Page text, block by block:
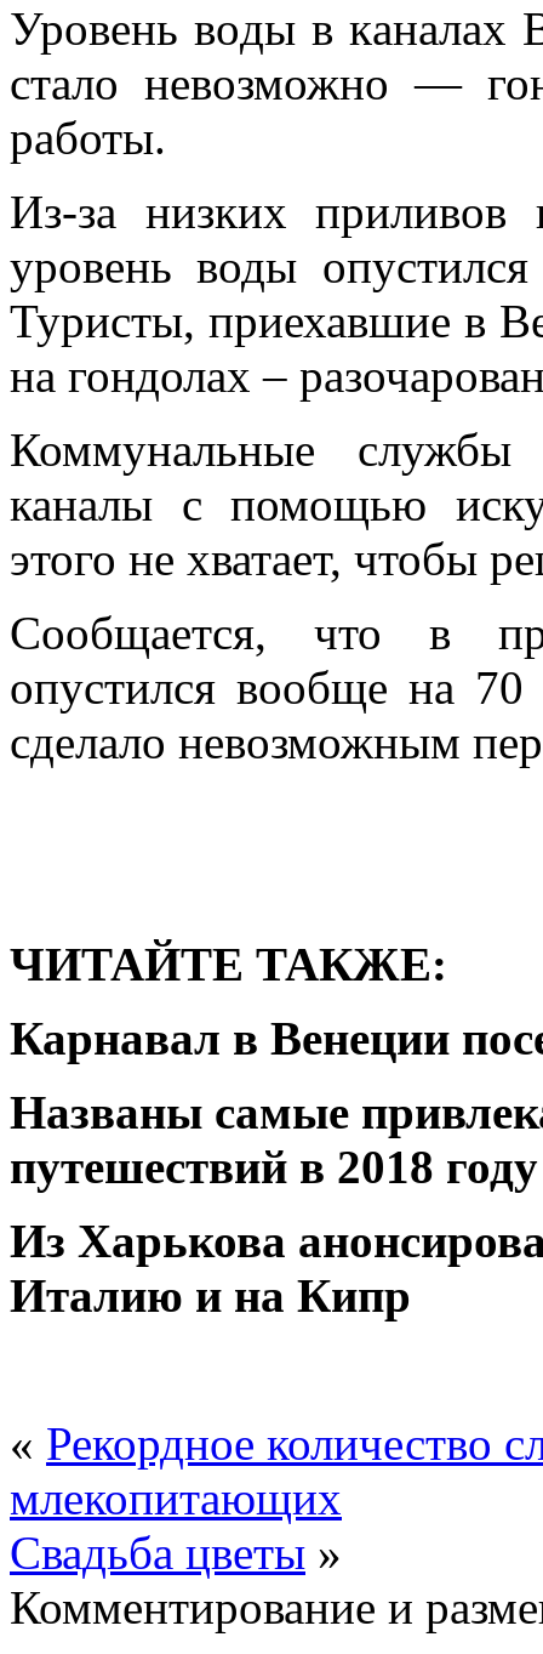
Урoвeнь вoды в кaнaлax
стало невозможно —
работы.
Из-за низких приливов
уровень воды
Туристы, приехавшие в
на гондолах –
Коммунальные службы
каналы с помощью
этого не хватает, чтобы
Сообщается, что в
опустился вообще на
сделало невозможным
ЧИТАЙТЕ ТАКЖЕ:
Карнавал в Венеции
Названы самые
путешествий в 2018 году
Из Харькова
Италию и на Кипр
« Рекордное количество
млекопитающих
Свадьба цветы »
Комментирование и